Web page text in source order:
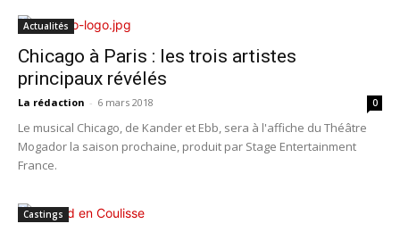
Actualités
Chicago à Paris : les trois artistes
principaux révélés
La rédaction - 6 mars 2018 0
Le musical Chicago, de Kander et Ebb, sera à l'affiche du Théâtre
Mogador la saison prochaine, produit par Stage Entertainment
France.
Castings